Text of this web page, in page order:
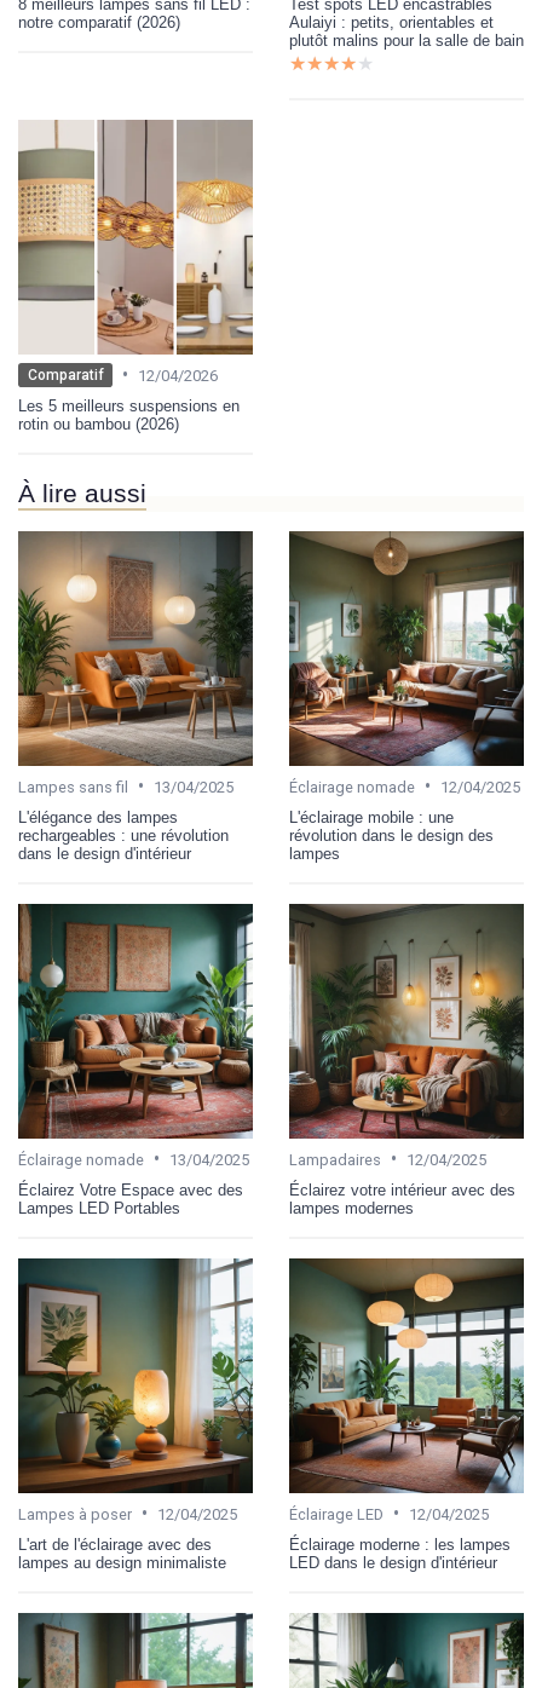
8 meilleurs lampes sans fil LED :
notre comparatif (2026)
Test spots LED encastrables
Aulaiyi : petits, orientables et
plutôt malins pour la salle de bain
★★★★★
★★★★★
Comparatif •
12/04/2026
Les 5 meilleurs suspensions en
rotin ou bambou (2026)
À lire aussi
Lampes sans fil •
13/04/2025
L'élégance des lampes
rechargeables : une révolution
dans le design d'intérieur
Éclairage nomade •
12/04/2025
L'éclairage mobile : une
révolution dans le design des
lampes
Éclairage nomade •
13/04/2025
Éclairez Votre Espace avec des
Lampes LED Portables
Lampadaires •
12/04/2025
Éclairez votre intérieur avec des
lampes modernes
Lampes à poser •
12/04/2025
L'art de l'éclairage avec des
lampes au design minimaliste
Éclairage LED •
12/04/2025
Éclairage moderne : les lampes
LED dans le design d'intérieur